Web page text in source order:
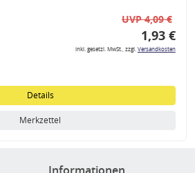
UVP 4,09 €
1,93 €
inkl. gesetzl. MwSt., zzgl.Versandkosten
Details
Merkzettel